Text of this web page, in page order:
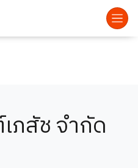
ภสัช จำกัด